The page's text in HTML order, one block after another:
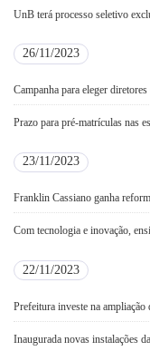
UnB terá processo seletivo
26/11/2023
Campanha para eleger
Prazo para pré-matrículas nas
23/11/2023
Franklin Cassiano ganha
Com tecnologia e inovação,
22/11/2023
Prefeitura investe na
Inaugurada novas instalações